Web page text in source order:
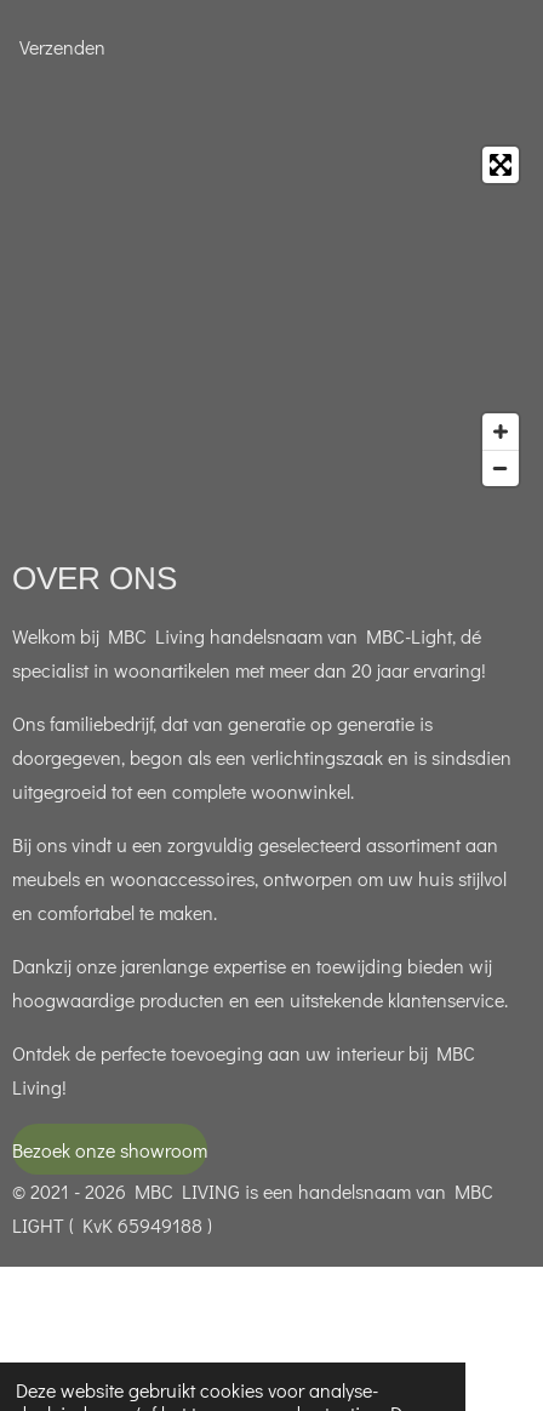
Deze website gebruikt cookies voor analyse-
Verzenden
OVER ONS
Welkom bij MBC Living handelsnaam van MBC-Light, dé
specialist in woonartikelen met meer dan 20 jaar ervaring!
Ons familiebedrijf, dat van generatie op generatie is
doorgegeven, begon als een verlichtingszaak en is sindsdien
uitgegroeid tot een complete woonwinkel.
Bij ons vindt u een zorgvuldig geselecteerd assortiment aan
meubels en woonaccessoires, ontworpen om uw huis stijlvol
en comfortabel te maken.
Dankzij onze jarenlange expertise en toewijding bieden wij
hoogwaardige producten en een uitstekende klantenservice.
Ontdek de perfecte toevoeging aan uw interieur bij MBC
Living!
Bezoek onze showroom
© 2021 - 2026 MBC LIVING is een handelsnaam van MBC
LIGHT ( KvK 65949188 )